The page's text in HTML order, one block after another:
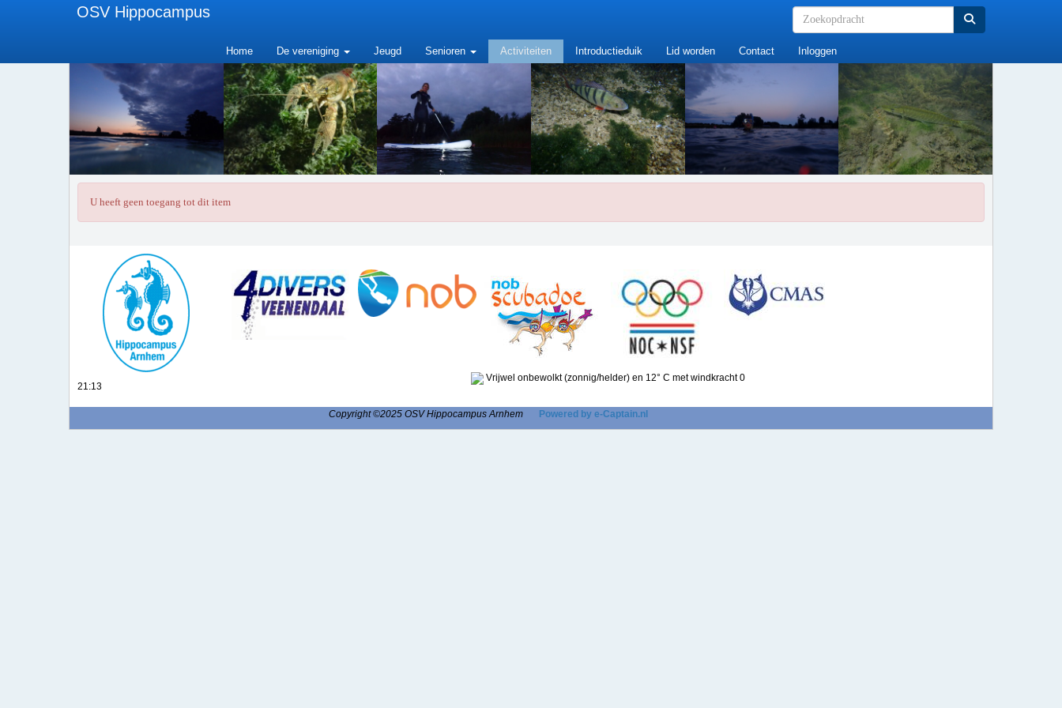
OSV Hippocampus
Home De vereniging Jeugd Senioren Activiteiten Introductieduik Lid worden Contact Inloggen
U heeft geen toegang tot dit item
21:13
Vrijwel onbewolkt (zonnig/helder) en 12° C met windkracht 0
Copyright ©2025 OSV Hippocampus Arnhem Powered by e-Captain.nl